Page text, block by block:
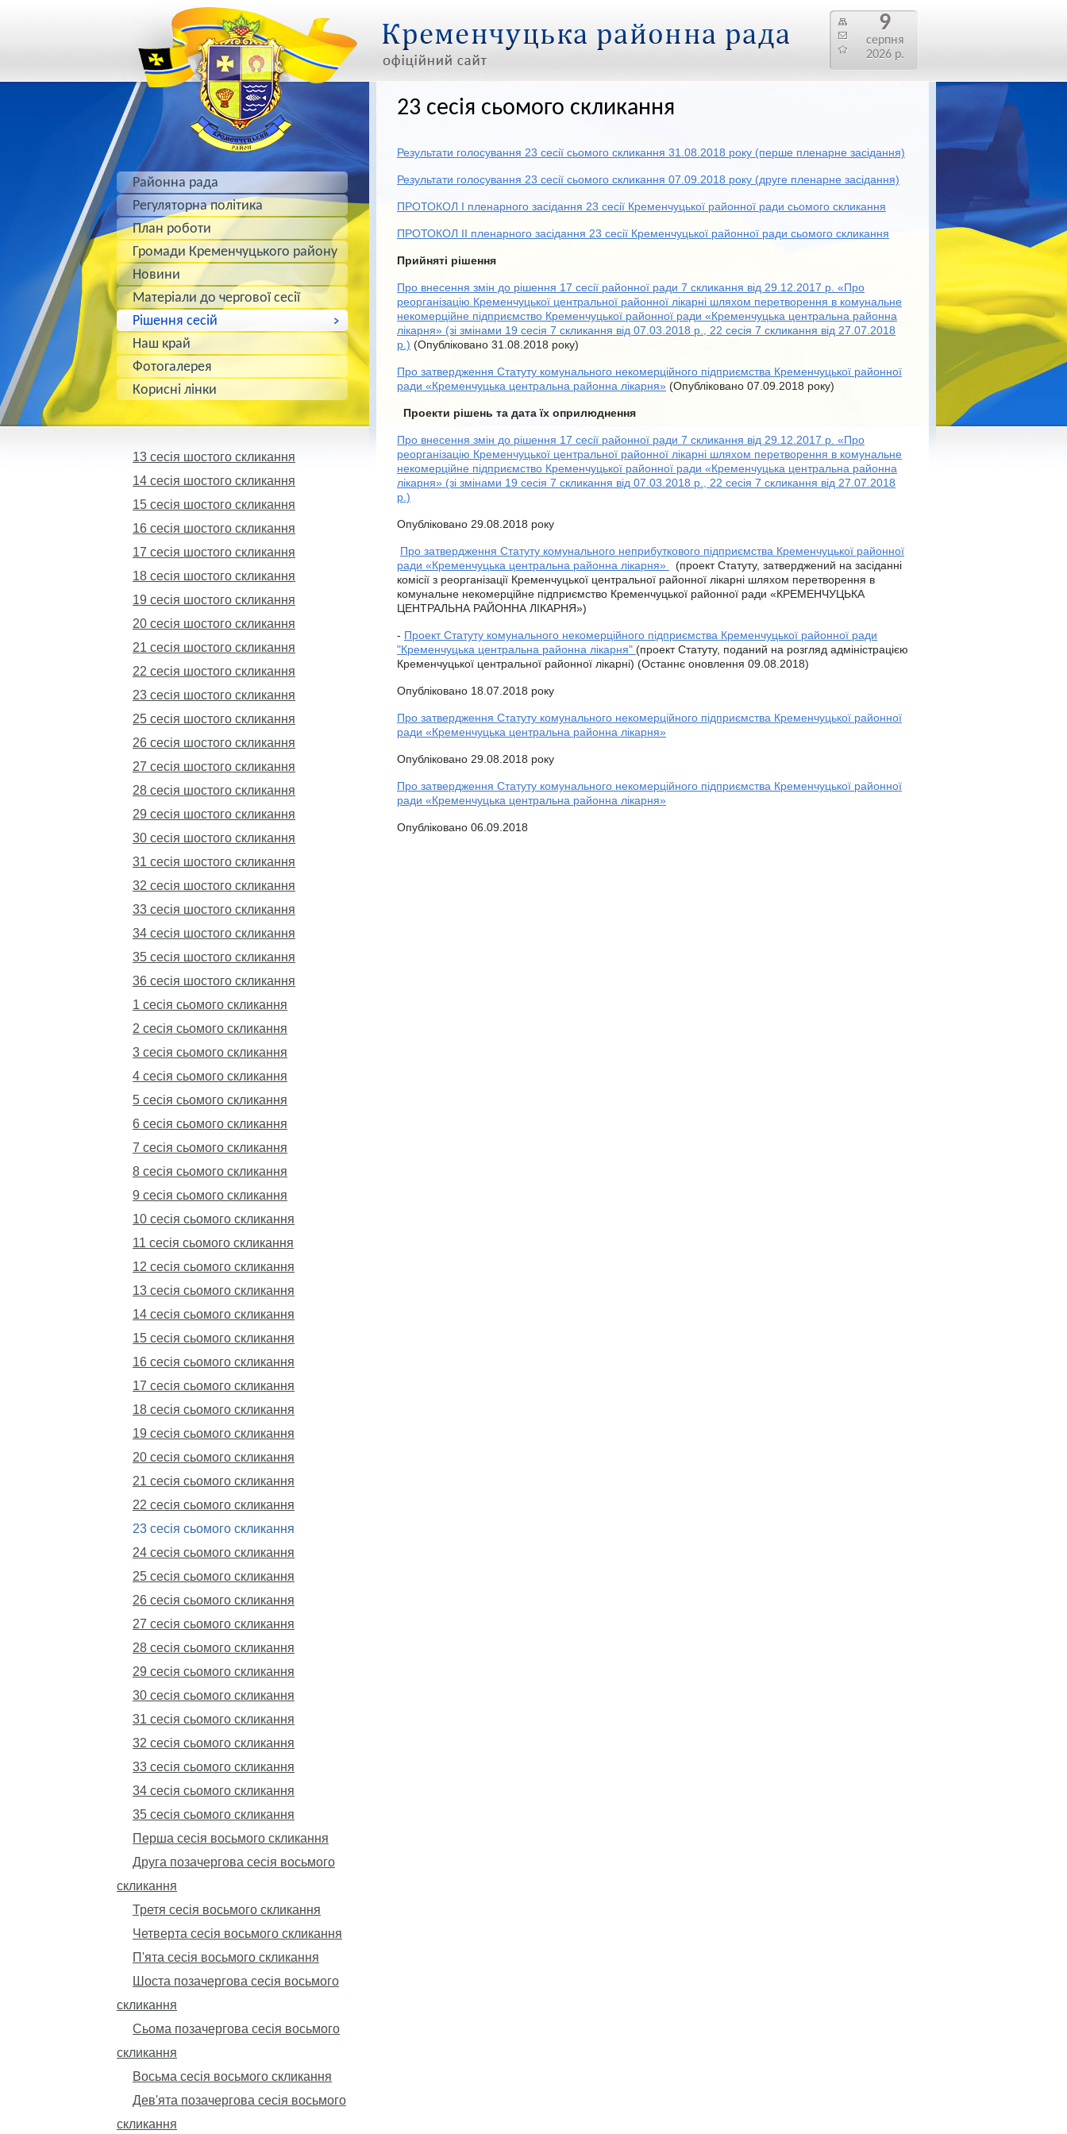
9
серпня
2026 р.
23 сесія сьомого скликання
Результати голосування 23 сесії сьомого скликання 31.08.2018 року (перше пленарне засідання)
Результати голосування 23 сесії сьомого скликання 07.09.2018 року (друге пленарне засідання)
ПРОТОКОЛ І пленарного засідання 23 сесії Кременчуцької районної ради сьомого скликання
ПРОТОКОЛ ІІ пленарного засідання 23 сесії Кременчуцької районної ради сьомого скликання
Прийняті рішення
Про внесення змін до рішення 17 сесії районної ради 7 скликання від 29.12.2017 р. «Про
реорганізацію Кременчуцької центральної районної лікарні шляхом перетворення в комунальне
некомерційне підприємство Кременчуцької районної ради «Кременчуцька центральна районна
лікарня» (зі змінами 19 сесія 7 скликання від 07.03.2018 р., 22 сесія 7 скликання від 27.07.2018
р.) (Опубліковано 31.08.2018 року)
Про затвердження Статуту комунального некомерційного підприємства Кременчуцької районної
ради «Кременчуцька центральна районна лікарня» (Опубліковано 07.09.2018 року)
Проекти рішень та дата їх оприлюднення
Про внесення змін до рішення 17 сесії районної ради 7 скликання від 29.12.2017 р. «Про
реорганізацію Кременчуцької центральної районної лікарні шляхом перетворення в комунальне
некомерційне підприємство Кременчуцької районної ради «Кременчуцька центральна районна
лікарня» (зі змінами 19 сесія 7 скликання від 07.03.2018 р., 22 сесія 7 скликання від 27.07.2018
р.)
Опубліковано 29.08.2018 року
Про затвердження Статуту комунального неприбуткового підприємства Кременчуцької районної
ради «Кременчуцька центральна районна лікарня»
(проект Статуту, затверджений на засіданні
комісії з реорганізації Кременчуцької центральної районної лікарні шляхом перетворення в
комунальне некомерційне підприємство Кременчуцької районної ради «КРЕМЕНЧУЦЬКА
ЦЕНТРАЛЬНА РАЙОННА ЛІКАРНЯ»)
- Проект Статуту комунального некомерційного підприємства Кременчуцької районної ради
"Кременчуцька центральна районна лікарня" (проект Статуту, поданий на розгляд адміністрацією
Кременчуцької центральної районної лікарні) (Останнє оновлення 09.08.2018)
Опубліковано 18.07.2018 року
Про затвердження Статуту комунального некомерційного підприємства Кременчуцької районної
ради «Кременчуцька центральна районна лікарня»
Опубліковано 29.08.2018 року
Про затвердження Статуту комунального некомерційного підприємства Кременчуцької районної
ради «Кременчуцька центральна районна лікарня»
Опубліковано 06.09.2018
Районна рада
Регуляторна політика
План роботи
Громади Кременчуцького району
Новини
Матеріали до чергової сесії
Рішення сесій
Наш край
Фотогалерея
Корисні лінки
13 сесія шостого скликання
14 сесія шостого скликання
15 сесія шостого скликання
16 сесія шостого скликання
17 cесія шостого скликання
18 сесія шостого скликання
19 сесія шостого скликання
20 сесія шостого скликання
21 сесія шостого скликання
22 сесія шостого скликання
23 сесія шостого скликання
25 сесія шостого скликання
26 сесія шостого скликання
27 сесія шостого скликання
28 сесія шостого скликання
29 сесія шостого скликання
30 сесія шостого скликання
31 сесія шостого скликання
32 сесія шостого скликання
33 сесія шостого скликання
34 сесія шостого скликання
35 сесія шостого скликання
36 сесія шостого скликання
1 сесія сьомого скликання
2 сесія сьомого скликання
3 сесія сьомого скликання
4 сесія сьомого скликання
5 сесія сьомого скликання
6 сесія сьомого скликання
7 сесія сьомого скликання
8 сесія сьомого скликання
9 сесія сьомого скликання
10 сесія сьомого скликання
11 сесія сьомого скликання
12 сесія сьомого скликання
13 сесія сьомого скликання
14 сесія сьомого скликання
15 сесія сьомого скликання
16 сесія сьомого скликання
17 сесія сьомого скликання
18 сесія сьомого скликання
19 сесія сьомого скликання
20 сесія сьомого скликання
21 сесія сьомого скликання
22 сесія сьомого скликання
23 сесія сьомого скликання
24 сесія сьомого скликання
25 сесія сьомого скликання
26 сесія сьомого скликання
27 сесія сьомого скликання
28 сесія сьомого скликання
29 сесія сьомого скликання
30 сесія сьомого скликання
31 сесія сьомого скликання
32 сесія сьомого скликання
33 сесія сьомого скликання
34 сесія сьомого скликання
35 сесія сьомого скликання
Перша сесія восьмого скликання
Друга позачергова сесія восьмого
скликання
Третя сесія восьмого скликання
Четверта сесія восьмого скликання
П'ята сесія восьмого скликання
Шоста позачергова сесія восьмого
скликання
Сьома позачергова сесія восьмого
скликання
Восьма сесія восьмого скликання
Дев'ята позачергова сесія восьмого
скликання